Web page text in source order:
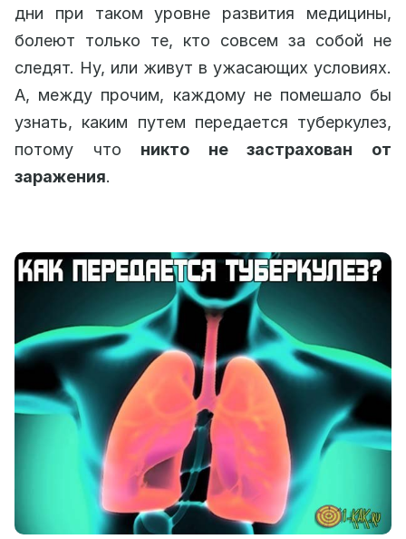
дни при таком уровне развития медицины,
болеют только те, кто совсем за собой не
следят. Ну, или живут в ужасающих условиях.
А, между прочим, каждому не помешало бы
узнать, каким путем передается туберкулез,
потому что никто не застрахован от
заражения.